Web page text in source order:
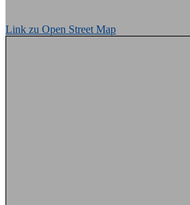
Link zu Open Street Map